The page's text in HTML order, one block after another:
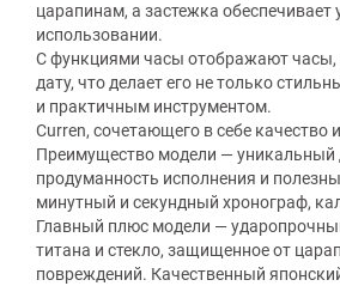
царапинам, а застежка обеспечивает
использовании.
С функциями часы отображают часы,
дату, что делает его не только
и практичным инструментом.
Curren, сочетающего в себе качество
Преимущество модели — уникальный
продуманность исполнения и
минутный и секундный хронограф,
Главный плюс модели —
титана и стекло, защищенное от
повреждений. Качественный